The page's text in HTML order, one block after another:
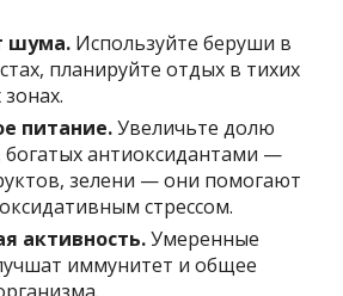
шума. Используйте беруши в
планируйте отдых в тихих
питание.Увеличьте долю
богатых антиоксидантами —
зелени — они помогают
стрессом.
активность.Умеренные
иммунитет и общее